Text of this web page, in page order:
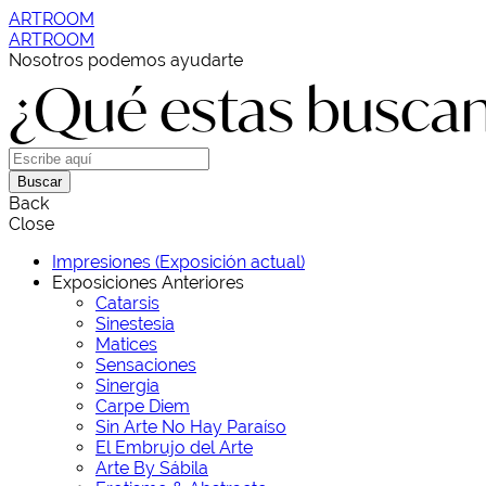
ARTROOM
ARTROOM
Nosotros podemos ayudarte
¿Qué estas
Buscar
Back
Close
Impresiones (Exposición actual)
Exposiciones Anteriores
Catarsis
Sinestesia
Matices
Sensaciones
Sinergia
Carpe Diem
Sin Arte No Hay Paraíso
El Embrujo del Arte
Arte By Sábila